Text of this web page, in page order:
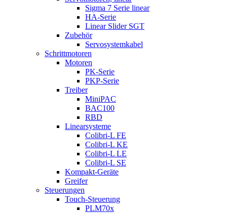
Sigma 7 Serie linear
HA-Serie
Linear Slider SGT
Zubehör
Servosystemkabel
Schrittmotoren
Motoren
PK-Serie
PKP-Serie
Treiber
MiniPAC
BAC100
RBD
Linearsysteme
Colibri-L FE
Colibri-L KE
Colibri-L LE
Colibri-L SE
Kompakt-Geräte
Greifer
Steuerungen
Touch-Steuerung
PLM70x